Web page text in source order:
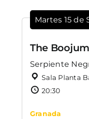
Martes 15 de
The
Serpiente
Sala Planta
20:30
Granada